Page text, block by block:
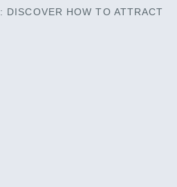
: DISCOVER HOW TO ATTRACT